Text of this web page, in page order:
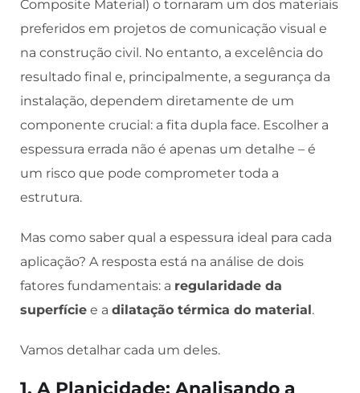
Composite Material) o tornaram um dos materiais
preferidos em projetos de comunicação visual e
na construção civil. No entanto, a excelência do
resultado final e, principalmente, a segurança da
instalação, dependem diretamente de um
componente crucial: a fita dupla face. Escolher a
espessura errada não é apenas um detalhe – é
um risco que pode comprometer toda a
estrutura.
Mas como saber qual a espessura ideal para cada
aplicação? A resposta está na análise de dois
fatores fundamentais: a regularidade da
superfície e a dilatação térmica do material .
Vamos detalhar cada um deles.